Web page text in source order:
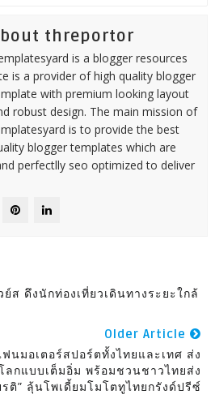
threportor
is a blogger resources
is a provider of high quality blogger
with premium looking layout
robust design. The main mission of
is to provide the best
blogger templates which are
perfectlly seo optimized to deliver
ส ดึงนักท่องเที่ยวเดินทางระยะใกล้
Older Article
นมอเตอร์สปอร์ตทั้งไทยและเทศ ส่ง
กแบบเต็มอิ่ม พร้อมชวนชาวไทยส่ง
รติ” ลุ้นโพเดี้ยมโมโตทูไทยกรังด์ปรีซ์